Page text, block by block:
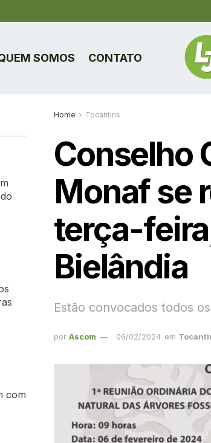
SOMOS CONTATO
Home Tocantins
Conselho
Monaf se
terça-
Bielândia
Estão convocados todos
por Ascom 06/02/2024 em
com